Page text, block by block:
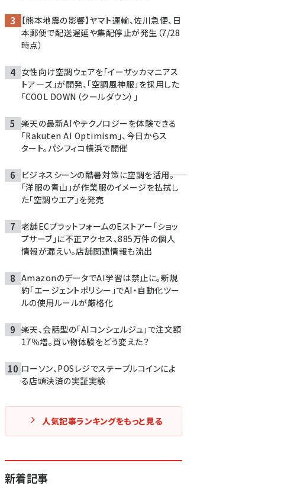
【熊本地震の影響】ヤマト運輸、佐川急便、日
本郵便で配送遅延や集配停止が発生（7/28
時点）
女性向け空調ウェアを「イーザッカマニアス
トア―ズ」が開発、「空調風神服」を採用した
「COOL DOWN（クールダウン）」
楽天の最新AIやテクノロジーを体験できる
「Rakuten AI Optimism」、今日からス
タート。パシフィコ横浜で開催
ビジネスシーンの酷暑対策に空調を活用――。
「洋服の青山」が作業服のイメージを払拭し
た「空調ウエア」を発売
老舗ECプラットフォームのEストアー「ショッ
プサーブ」に不正アクセス、885万件の個人
情報が漏えい。店舗関連情報も流出
AmazonのデータでAI学習は禁止に。新規
約「エージェントポリシー」でAI・自動化ツー
ルの使用ルールが厳格化
楽天、会話型の「AIコンシェルジュ」で注文額
17％増。買い物体験をどう変えた？
ローソン、POSレジでステーブルコインによ
る店頭決済の実証実験
人気記事ランキングをもっと見る
新着記事